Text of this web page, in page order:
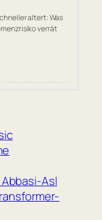
altert: Was
verrät
Abbasi-Asl